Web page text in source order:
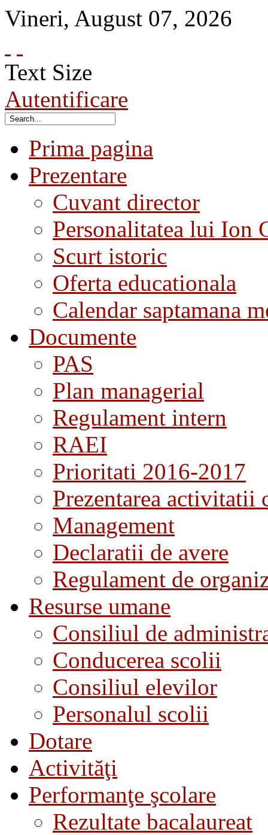
Vineri, August 07, 2026
Text Size
Autentificare
Prima pagina
Prezentare
Cuvant director
Personalitatea lui Ion
Scurt istoric
Oferta educationala
Calendar saptamana
Documente
PAS
Plan managerial
Regulament intern
RAEI
Prioritati 2016-2017
Prezentarea activitatii
Management
Declaratii de avere
Regulament de
Resurse umane
Consiliul de
Conducerea scolii
Consiliul elevilor
Personalul scolii
Dotare
Activităţi
Performanţe şcolare
Rezultate bacalaureat